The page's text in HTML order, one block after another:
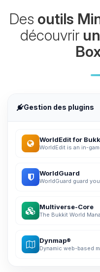
Des outils
découvrir
Gestion des plugins
WorldEdit for
WorldEdit is an in-
WorldGuard
WorldGuard guard
Multiverse-Core
The Bukkit World
Dynmap®
Dynamic web-based